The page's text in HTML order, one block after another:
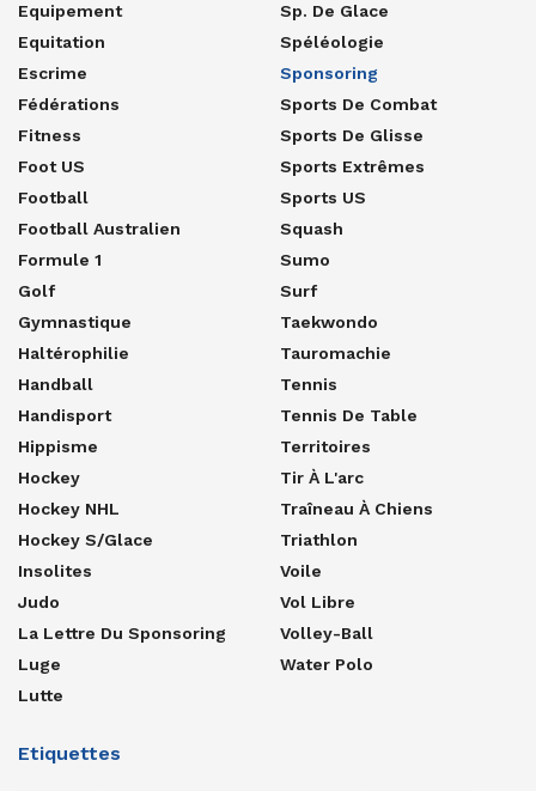
Equipement
Equitation
Escrime
Fédérations
Fitness
Foot US
Football
Football Australien
Formule 1
Golf
Gymnastique
Haltérophilie
Handball
Handisport
Hippisme
Hockey
Hockey NHL
Hockey S/glace
Insolites
Judo
La Lettre Du Sponsoring
Luge
Lutte
Sp. De Glace
Spéléologie
Sponsoring
Sports De Combat
Sports De Glisse
Sports Extrêmes
Sports US
Squash
Sumo
Surf
Taekwondo
Tauromachie
Tennis
Tennis De Table
Territoires
Tir À L'arc
Traîneau À Chiens
Triathlon
Voile
Vol Libre
Volley-Ball
Water Polo
Etiquettes